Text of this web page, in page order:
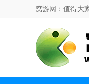
窝游网：值得大